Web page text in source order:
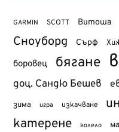
GARMIN SCOTT Витоша
Сноуборд Сърф
боровец бягане
доц. Сандю Бешев
зима игра изкачване
катерене колело